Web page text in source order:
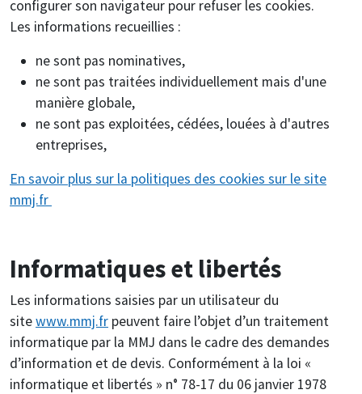
configurer son navigateur pour refuser les cookies.
Les informations recueillies :
ne sont pas nominatives,
ne sont pas traitées individuellement mais d'une
manière globale,
ne sont pas exploitées, cédées, louées à d'autres
entreprises,
En savoir plus sur la politiques des cookies sur le site
mmj.fr
Informatiques et libertés
Les informations saisies par un utilisateur du
sitewww.mmj.fr peuvent faire l’objet d’un traitement
informatique par la MMJ dans le cadre des demandes
d’information et de devis. Conformément à la loi «
informatique et libertés » n° 78-17 du 06 janvier 1978